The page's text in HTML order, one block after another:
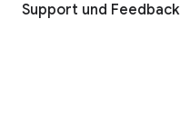
Support und Feedback